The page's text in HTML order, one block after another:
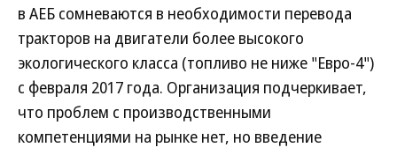
в АЕБ сомневаются в необходимости перевода
тракторов на двигатели более высокого
экологического класса (топливо не ниже "Евро-4")
с февраля 2017 года. Организация подчеркивает,
что проблем с производственными
компетенциями на рынке нет, но введение